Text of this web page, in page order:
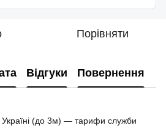
Порівняти
Відгуки Повернення
(до 3м) — тарифи служби